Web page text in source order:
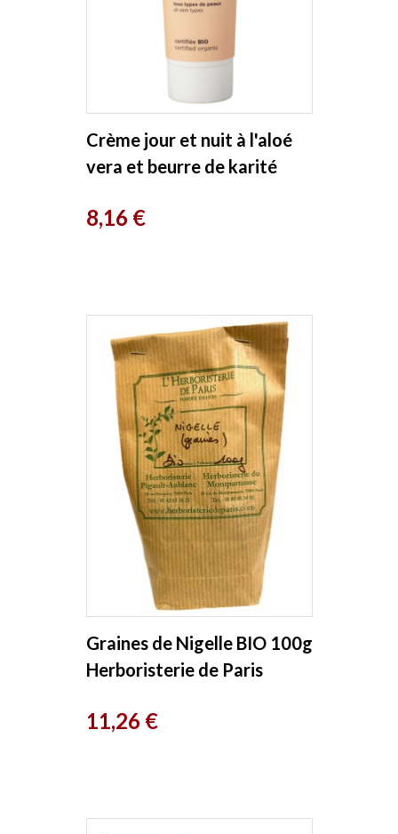
Crème jour et nuit à l'aloé
vera et beurre de karité
Prix
8,16 €
Graines de Nigelle BIO 100g
Herboristerie de Paris
Prix
11,26 €